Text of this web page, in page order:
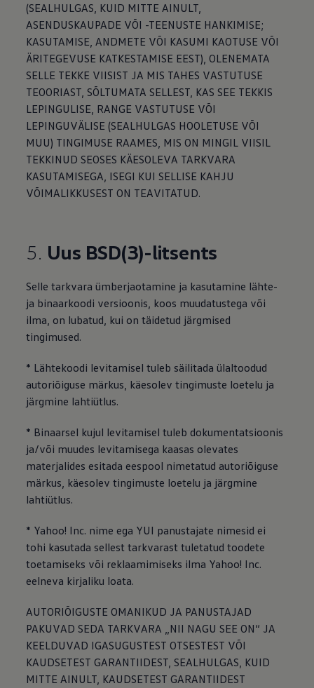
(SEALHULGAS, KUID MITTE AINULT,
ASENDUSKAUPADE VÕI -TEENUSTE HANKIMISE;
KASUTAMISE, ANDMETE VÕI KASUMI KAOTUSE VÕI
ÄRITEGEVUSE KATKESTAMISE EEST), OLENEMATA
SELLE TEKKE VIISIST JA MIS TAHES VASTUTUSE
TEOORIAST, SÕLTUMATA SELLEST, KAS SEE TEKKIS
LEPINGULISE, RANGE VASTUTUSE VÕI
LEPINGUVÄLISE (SEALHULGAS HOOLETUSE VÕI
MUU) TINGIMUSE RAAMES, MIS ON MINGIL VIISIL
TEKKINUD SEOSES KÄESOLEVA TARKVARA
KASUTAMISEGA, ISEGI KUI SELLISE KAHJU
VÕIMALIKKUSEST ON TEAVITATUD.
5. Uus BSD(3)-litsents
Selle tarkvara ümberjaotamine ja kasutamine lähte-
ja binaarkoodi versioonis, koos muudatustega või
ilma, on lubatud, kui on täidetud järgmised
tingimused.
* Lähtekoodi levitamisel tuleb säilitada ülaltoodud
autoriõiguse märkus, käesolev tingimuste loetelu ja
järgmine lahtiütlus.
* Binaarsel kujul levitamisel tuleb dokumentatsioonis
ja/või muudes levitamisega kaasas olevates
materjalides esitada eespool nimetatud autoriõiguse
märkus, käesolev tingimuste loetelu ja järgmine
lahtiütlus.
* Yahoo! Inc. nime ega YUI panustajate nimesid ei
tohi kasutada sellest tarkvarast tuletatud toodete
toetamiseks või reklaamimiseks ilma Yahoo! Inc.
eelneva kirjaliku loata.
AUTORIÕIGUSTE OMANIKUD JA PANUSTAJAD
PAKUVAD SEDA TARKVARA „NII NAGU SEE ON“ JA
KEELDUVAD IGASUGUSTEST OTSESTEST VÕI
KAUDSETEST GARANTIIDEST, SEALHULGAS, KUID
MITTE AINULT, KAUDSETEST GARANTIIDEST